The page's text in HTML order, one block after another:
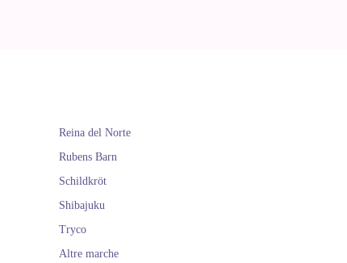
Reina del Norte
Rubens Barn
Schildkröt
Shibajuku
Tryco
Altre marche